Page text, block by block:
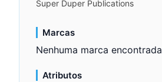
Super Duper Publications
Marcas
Nenhuma marca encontrada
Atributos